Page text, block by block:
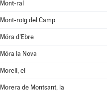
Mont-ral
Mont-roig del Camp
Móra d'Ebre
Móra la Nova
Morell, el
Morera de Montsant, la